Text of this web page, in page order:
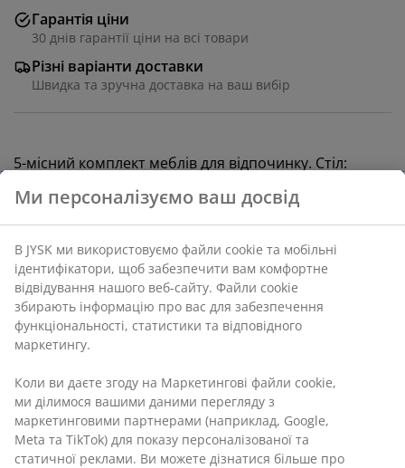
Гарантія ціни
30 днів гарантії ціни на всі товари
Різні варіанти доставки
Швидка та зручна доставка на ваш вибір
5-місний комплект меблів для відпочинку. Стіл:
см, вис. 39 см. 5-місна софа: алюміній та
поліпропілен із УФ-захистом. Кут незмінний. Із
чудовими подушками у чохлах із міцного
структурованого матеріалу.
Артикул: 3700276
Інструкція по збірці
Характеристики
Ми персоналізуємо ваш досвід
В JYSK ми використовуємо файли cookie та мобільні
ідентифікатори, щоб забезпечити вам комфортне
відвідування нашого веб-сайту. Файли cookie
збирають інформацію про вас для забезпечення
функціональності, статистики та відповідного
маркетингу.
Коли ви даєте згоду на Маркетингові файли cookie,
ми ділимося вашими даними перегляду з
маркетинговими партнерами (наприклад, Google,
Meta та TikTok) для показу персоналізованої та
статичної реклами. Ви можете дізнатися більше про